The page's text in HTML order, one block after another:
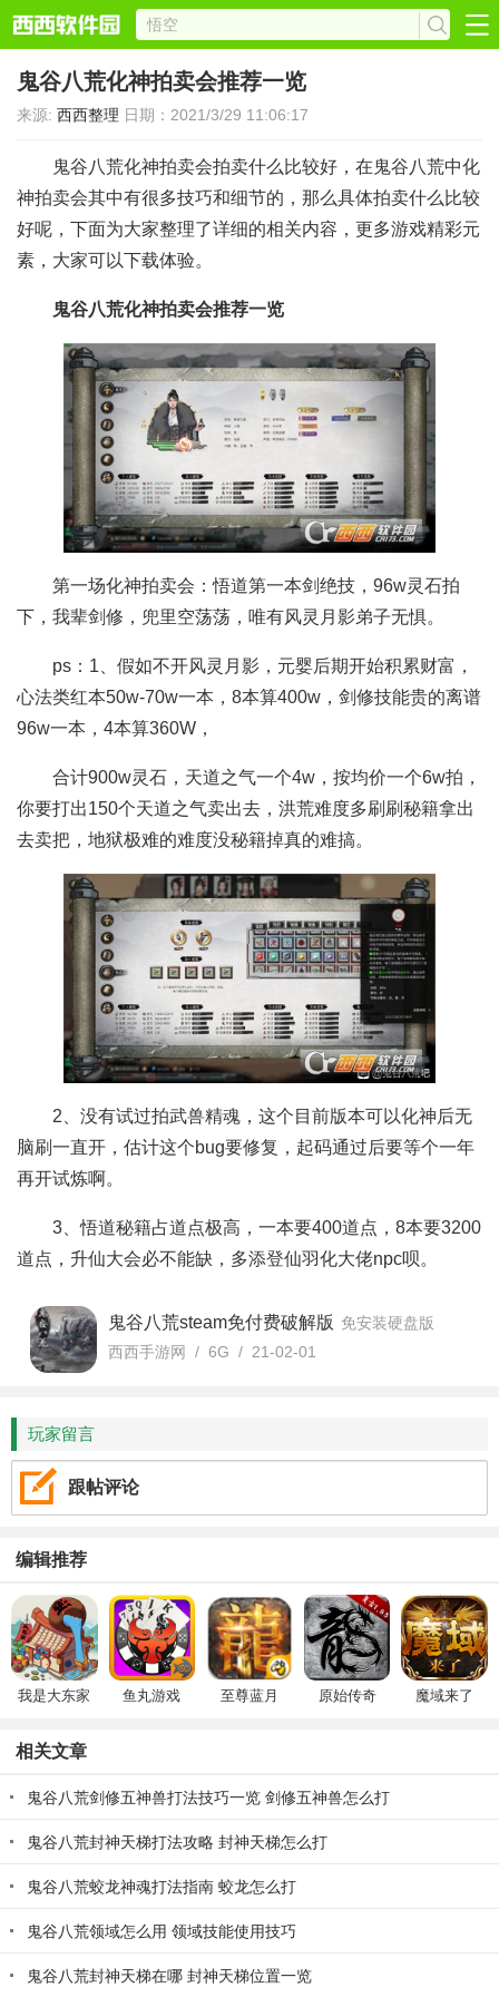
鬼谷八荒化神拍卖会推荐一览
来源: 西西整理 日期：2021/3/29 11:06:17
鬼谷八荒化神拍卖会拍卖什么比较好，在鬼谷八荒中化
神拍卖会其中有很多技巧和细节的，那么具体拍卖什么比较
好呢，下面为大家整理了详细的相关内容，更多游戏精彩元
素，大家可以下载体验。
鬼谷八荒化神拍卖会推荐一览
第一场化神拍卖会：悟道第一本剑绝技，96w灵石拍
下，我辈剑修，兜里空荡荡，唯有风灵月影弟子无惧。
ps：1、假如不开风灵月影，元婴后期开始积累财富，
心法类红本50w-70w一本，8本算400w，剑修技能贵的离谱
96w一本，4本算360W，
合计900w灵石，天道之气一个4w，按均价一个6w拍，
你要打出150个天道之气卖出去，洪荒难度多刷刷秘籍拿出
去卖把，地狱极难的难度没秘籍掉真的难搞。
2、没有试过拍武兽精魂，这个目前版本可以化神后无
脑刷一直开，估计这个bug要修复，起码通过后要等个一年
再开试炼啊。
3、悟道秘籍占道点极高，一本要400道点，8本要3200
道点，升仙大会必不能缺，多添登仙羽化大佬npc呗。
鬼谷八荒steam免付费破解版 免安装硬盘版
西西手游网 / 6G / 21-02-01
玩家留言
跟帖评论
编辑推荐
我是大东家 鱼丸游戏 至尊蓝月 原始传奇 魔域来了
相关文章
鬼谷八荒剑修五神兽打法技巧一览 剑修五神兽怎么打
鬼谷八荒封神天梯打法攻略 封神天梯怎么打
鬼谷八荒蛟龙神魂打法指南 蛟龙怎么打
鬼谷八荒领域怎么用 领域技能使用技巧
鬼谷八荒封神天梯在哪 封神天梯位置一览